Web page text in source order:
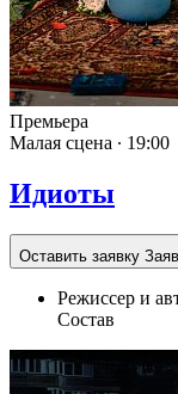
Премьера
Малая сцена ∙ 19:00
Идиоты
Оставить заявку
Режиссер и
Состав